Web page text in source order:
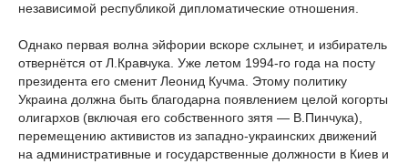
независимой республикой дипломатические отношения.
Однако первая волна эйфории вскоре схлынет, и избиратель
отвернётся от Л.Кравчука. Уже летом 1994-го года на посту
президента его сменит Леонид Кучма. Этому политику
Украина должна быть благодарна появлением целой когорты
олигархов (включая его собственного зятя — В.Пинчука),
перемещению активистов из западно-украинских движений
на административные и государственные должности в Киев и